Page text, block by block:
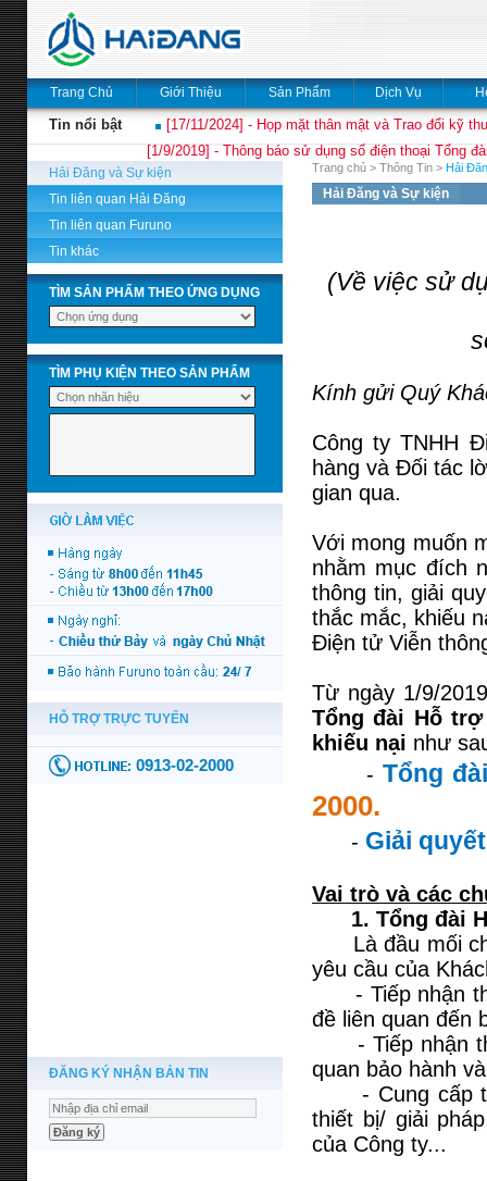
Trang Chủ Giới Thiệu Sản Phẩm Dịch Vụ
Tin nổi bật
[17/11/2024] - Họp mặt thân mật và Trao đổi kỹ
[1/9/2019] - Thông báo sử dụng số điện thoại Tổng
Hải Đăng và Sự kiện
Tin liên quan Hải Đăng
Tin liên quan Furuno
Tin khác
TÌM SẢN PHẨM THEO ỨNG DỤNG
TÌM PHỤ KIỆN THEO SẢN PHẨM
ĐĂNG KÝ NHẬN BẢN TIN
Trang chủ > Thông Tin > Hải
Hải Đăng và Sự kiện
(Về việc sử
Kính gửi Quý
Công ty TNHH
hàng và Đối tác
gian qua.
Với mong muốn
nhằm mục đích
thông tin, giải
thắc mắc, khiếu
Điện tử Viễn
Từ ngày 1/9/
Tổng đài Hỗ
khiếu nại như
- Tổng
2000.
- Giải
Vai trò và các
1. Tổng đài
Là đầu mối
yêu cầu của
- Tiếp nhận
đề liên quan đến
- Tiếp nhận
quan bảo hành
- Cung cấp
thiết bị/ giải
của Công ty...